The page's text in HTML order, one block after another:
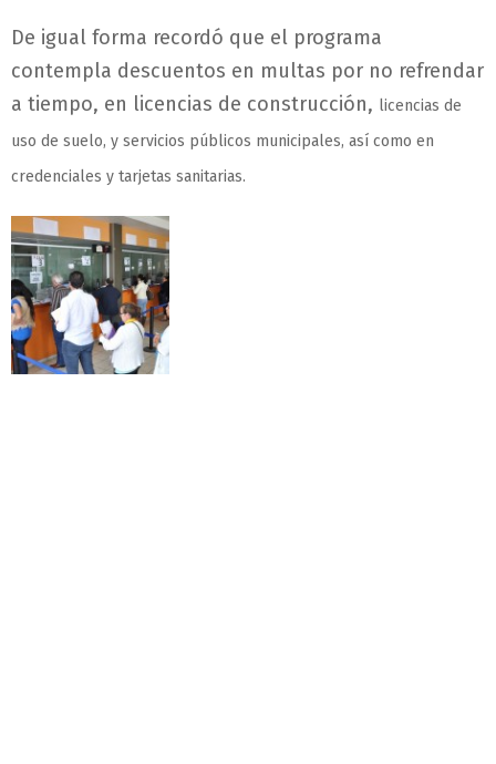
De igual forma recordó que el programa
contempla descuentos en multas por no refrendar
a tiempo, en licencias de construcción, licencias de
uso de suelo, y servicios públicos municipales, así como en
credenciales y tarjetas sanitarias.